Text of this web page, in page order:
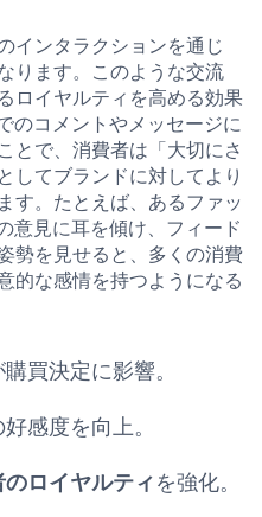
インタラクションを通じ
ります。このような交流
ロイヤルティを高める効果
のコメントやメッセージに
とで、消費者は「大切にさ
してブランドに対してより
す。たとえば、あるファッ
意見に耳を傾け、フィード
勢を見せると、多くの消費
的な感情を持つようになる
購買決定に影響。
感度を向上。
ロイヤルティを強化。